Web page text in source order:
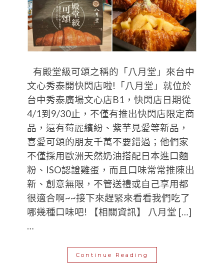
有殿堂級可頌之稱的「八月堂」來台中
文心秀泰開快閃店啦!「八月堂」就位於
台中秀泰廣場文心店B1，快閃店日期從
4/1到9/30止，不僅有推出快閃店限定商
品，還有莓麗繽紛、紫芋見愛等新品，
喜愛可頌的朋友千萬不要錯過；他們家
不僅採用歐洲天然奶油搭配日本進口麵
粉、ISO認證雞蛋，而且口味常常推陳出
新、創意無限，不管送禮或自己享用都
很適合啊~~接下來趕緊來看看我們吃了
哪幾種口味吧! 【相關資訊】 八月堂 […]
…
Continue Reading